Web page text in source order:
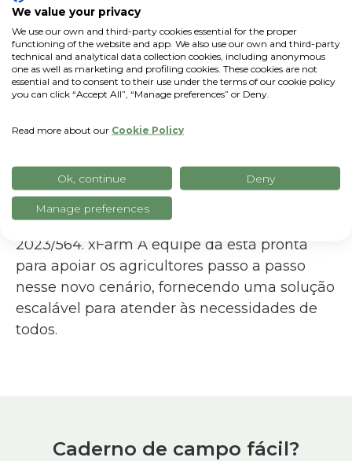
em regimes convencionais, de manejo
integrado de pragas ou orgânicos. Dessa
forma, você tem a tranquilidadede ter um
registro de tratamento em ordem, sem
correr o risco de sofrer penalidades
base O Field Notebook digital será
definitivamente obrigatório a partir de
2026, com base no Regulamento da UE
2023/564. xFarm A equipe da está pronta
para apoiar os agricultores passo a passo
nesse novo cenário, fornecendo uma solução
escalável para atender às necessidades de
todos.
Caderno de campo fácil?
We value your privacy
We use our own and third-party cookies essential for the proper
functioning of the website and app. We also use our own and third-party
technical and analytical data collection cookies, including anonymous
one as well as marketing and profiling cookies. These cookies are not
essential and to consent to their use under the terms of our cookie policy
you can click “Accept All”, “Manage preferences” or Deny.
Read more about our Cookie Policy
Ok, continue Deny
Manage preferences